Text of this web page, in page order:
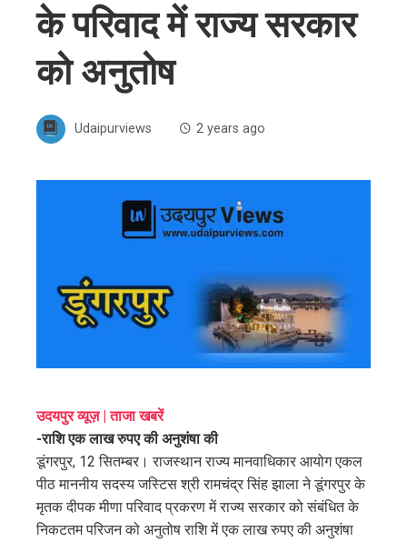
के परिवाद में राज्य सरकार
को अनुतोष
Udaipurviews 2 years ago
उदयपुर व्यूज़ | ताजा खबरें
-राशि एक लाख रुपए की अनुशंषा की
डूंगरपुर, 12 सितम्बर। राजस्थान राज्य मानवाधिकार आयोग एकल
पीठ माननीय सदस्य जस्टिस श्री रामचंद्र सिंह झाला ने डूंगरपुर के
मृतक दीपक मीणा परिवाद प्रकरण में राज्य सरकार को संबंधित के
निकटतम परिजन को अनुतोष राशि में एक लाख रुपए की अनुशंषा